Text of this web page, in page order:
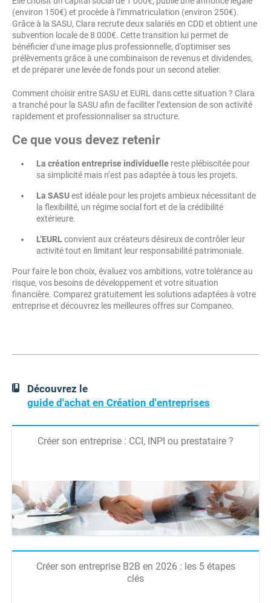
(environ 150€) et procède à l’immatriculation (environ 250€).
Grâce à la SASU, Clara recrute deux salariés en CDD et obtient une
subvention locale de 8 000€. Cette transition lui permet de
bénéficier d'une image plus professionnelle, d'optimiser ses
prélèvements grâce à une combinaison de revenus et dividendes,
et de préparer une levée de fonds pour un second atelier.
Comment choisir entre SASU et EURL dans cette situation ? Clara
a tranché pour la SASU afin de faciliter l’extension de son activité
rapidement et professionnaliser sa structure.
Ce que vous devez retenir
La création entreprise individuelle reste plébiscitée pour
sa simplicité mais n’est pas adaptée à tous les projets.
La SASUest idéale pour les projets ambieux nécessitant de
la flexibilité, un régime social fort et de la crédibilité
extérieure.
L’EURLconvient aux créateurs désireux de contrôler leur
activité tout en limitant leur responsabilité patrimoniale.
Pour faire le bon choix, évaluez vos ambitions, votre tolérance au
risque, vos besoins de développement et votre situation
financière. Comparez gratuitement les solutions adaptées à votre
entreprise et découvrez les meilleures offres sur Companeo.
Découvrez le
guide d'achat en Création d'entreprises
Créer son entreprise : CCI, INPI ou prestataire ?
Créer son entreprise B2B en 2026 : les 5 étapes
clés